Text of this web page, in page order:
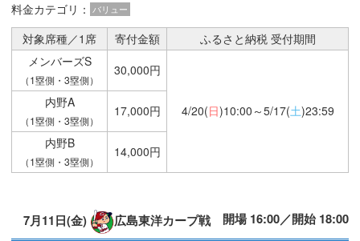
料金カテゴリ： バリュー
対象席種／1席 寄付金額
ふるさと納税 受付期間
メンバーズS
（1塁側・3塁側）
30,000円
4/20(日)10:00～5/17(土)23:59
内野A
（1塁側・3塁側）
17,000円
内野B
（1塁側・3塁側）
14,000円
7月11日(金) 広島東洋カープ戦 開場 16:00／開始 18:00